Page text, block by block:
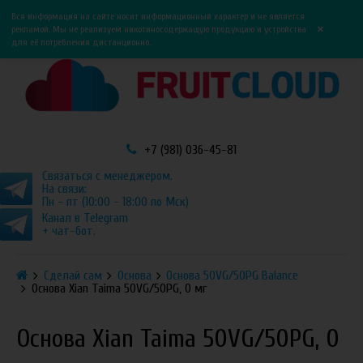
0
Вся информация на сайте носит информационный характер и не является
рекламой. Мы не реализуем никотиносодержащую продукцию и устройства
для её потребления дистанционно.
×
+7 (981) 036-45-81
Связаться с менеджером.
На связи:
Пн - пт (10:00 - 18:00 по Мск)
Канал в Telegram
+ чат-бот.
Сделай сам Основа
Основа 50VG/50PG Balance
Основа Xian Taima 50VG/50PG, 0 мг
Основа Xian Taima 50VG/50PG, 0